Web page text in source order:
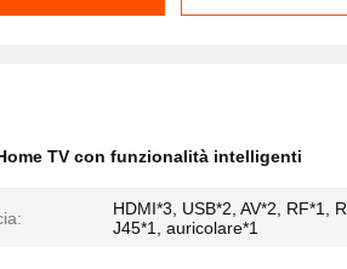
TV con funzionalità intelligenti
HDMI*3, USB*2, AV*2, RF*1, R
J45*1, auricolare*1